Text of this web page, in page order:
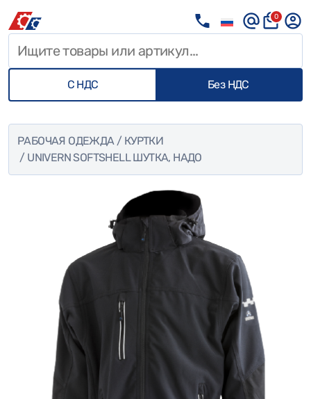
0
С НДС Без НДС
РАБОЧАЯ ОДЕЖДА/ КУРТКИ
/ UNIVERN SOFTSHELL ШУТКА, НАДО